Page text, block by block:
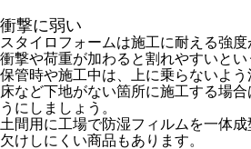
衝撃に弱い
スタイロフォームは施工に耐える強
衝撃や荷重が加わると割れやすいとい
保管時や施工中は、上に乗らないよう
床など下地がない箇所に施工する場
うにしましょう。
土間用に工場で防湿フィルムを一体
欠けしにくい商品もあります。